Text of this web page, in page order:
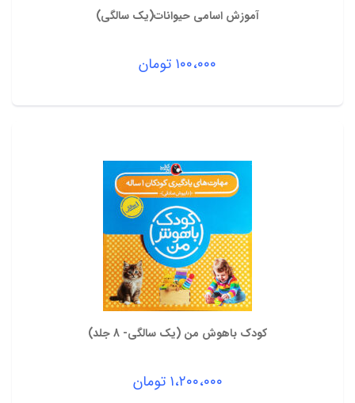
آموزش اسامی حیوانات(یک سالگی)
۱۰۰،۰۰۰ تومان
کودک باهوش من (یک سالگی- 8 جلد)
۱،۲۰۰،۰۰۰ تومان